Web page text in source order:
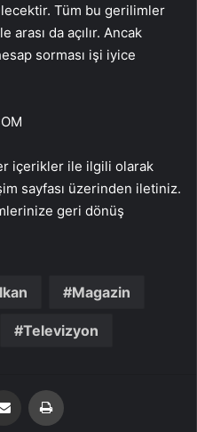
Tüm bu gerilimler
arası da açılır. Ancak
sorması işi iyice
içerikler ile ilgili olarak
sayfası üzerinden iletiniz.
geri dönüş
Magazin
Televizyon
Email'den paylaş